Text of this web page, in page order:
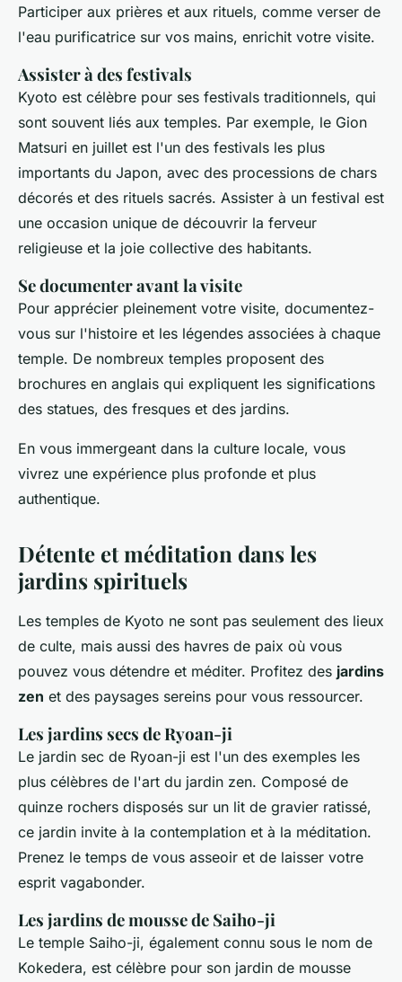
Participer aux prières et aux rituels, comme verser de
l'eau purificatrice sur vos mains, enrichit votre visite.
Assister à des festivals
Kyoto est célèbre pour ses festivals traditionnels, qui
sont souvent liés aux temples. Par exemple, le Gion
Matsuri en juillet est l'un des festivals les plus
importants du Japon, avec des processions de chars
décorés et des rituels sacrés. Assister à un festival est
une occasion unique de découvrir la ferveur
religieuse et la joie collective des habitants.
Se documenter avant la visite
Pour apprécier pleinement votre visite, documentez-
vous sur l'histoire et les légendes associées à chaque
temple. De nombreux temples proposent des
brochures en anglais qui expliquent les significations
des statues, des fresques et des jardins.
En vous immergeant dans la culture locale, vous
vivrez une expérience plus profonde et plus
authentique.
Détente et méditation dans les
jardins spirituels
Les temples de Kyoto ne sont pas seulement des lieux
de culte, mais aussi des havres de paix où vous
pouvez vous détendre et méditer. Profitez des jardins
zen et des paysages sereins pour vous ressourcer.
Les jardins secs de Ryoan-ji
Le jardin sec de Ryoan-ji est l'un des exemples les
plus célèbres de l'art du jardin zen. Composé de
quinze rochers disposés sur un lit de gravier ratissé,
ce jardin invite à la contemplation et à la méditation.
Prenez le temps de vous asseoir et de laisser votre
esprit vagabonder.
Les jardins de mousse de Saiho-ji
Le temple Saiho-ji, également connu sous le nom de
Kokedera, est célèbre pour son jardin de mousse